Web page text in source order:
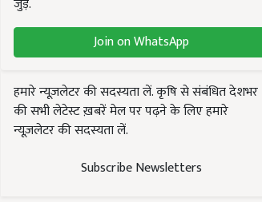
जुड़ें.
Join on WhatsApp
हमारे न्यूज़लेटर की सदस्यता लें. कृषि से संबंधित देशभर
की सभी लेटेस्ट ख़बरें मेल पर पढ़ने के लिए हमारे
न्यूज़लेटर की सदस्यता लें.
Subscribe Newsletters